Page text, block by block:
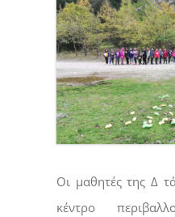
Οι μαθητές της Δ
κέντρο